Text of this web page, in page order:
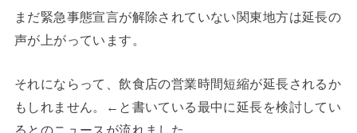
まだ緊急事態宣言が解除されていない関東地方は延長の
声が上がっています。
それにならって、飲食店の営業時間短縮が延長されるか
もしれません。←と書いている最中に延長を検討してい
るとのニュースが流れました…